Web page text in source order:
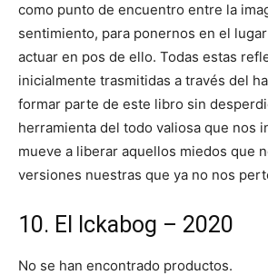
como punto de encuentro entre la
sentimiento, para ponernos en el
actuar en pos de ello. Todas estas
inicialmente trasmitidas a través del
formar parte de este libro sin
herramienta del todo valiosa que nos
mueve a liberar aquellos miedos que
versiones nuestras que ya no nos
10. El Ickabog – 2020
No se han encontrado productos.